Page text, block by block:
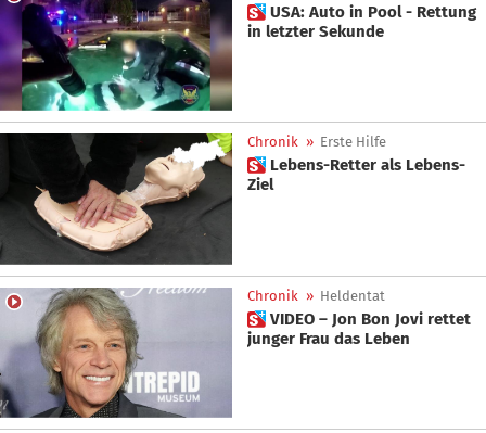
 USA: Auto in Pool - Rettung
in letzter Sekunde
Chronik » Erste Hilfe
 Lebens-Retter als Lebens-
Ziel
Chronik » Heldentat
 VIDEO – Jon Bon Jovi rettet
junger Frau das Leben